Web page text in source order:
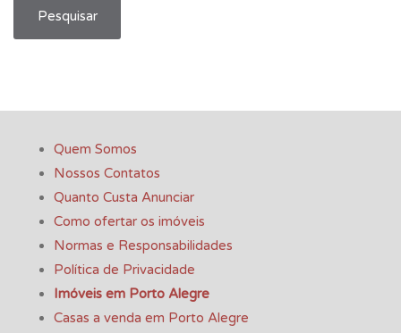
Pesquisar
Quem Somos
Nossos Contatos
Quanto Custa Anunciar
Como ofertar os imóveis
Normas e Responsabilidades
Política de Privacidade
Imóveis em Porto Alegre
Casas a venda em Porto Alegre